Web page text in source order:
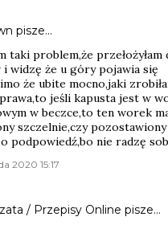
pisze…
taki problem,że przełożyłam
i widzę że u góry pojawia się
że ubite mocno,jaki
jeśli kapusta jest w
w beczce,to ten worek
szczelnie,czy
podpowiedź,bo nie radzę
2020 15:17
/ Przepisy Online pisze…